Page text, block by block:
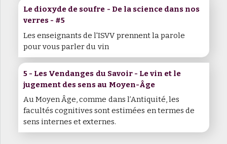
Le dioxyde de soufre - De la science dans nos
verres - #5
Les enseignants de l'ISVV prennent la parole
pour vous parler du vin
5 - Les Vendanges du Savoir - Le vin et le
jugement des sens au Moyen-Âge
Au Moyen Âge, comme dans l’Antiquité, les
facultés cognitives sont estimées en termes de
sens internes et externes.